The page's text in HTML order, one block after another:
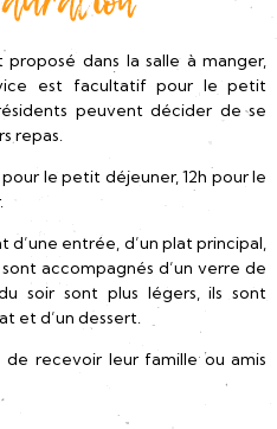
dans la salle à manger,
est facultatif pour le petit
peuvent décider de se
repas.
le petit déjeuner, 12h pour le
d’une entrée, d’un plat principal,
accompagnés d’un verre de
soir sont plus légers, ils sont
et d’un dessert.
recevoir leur famille ou amis